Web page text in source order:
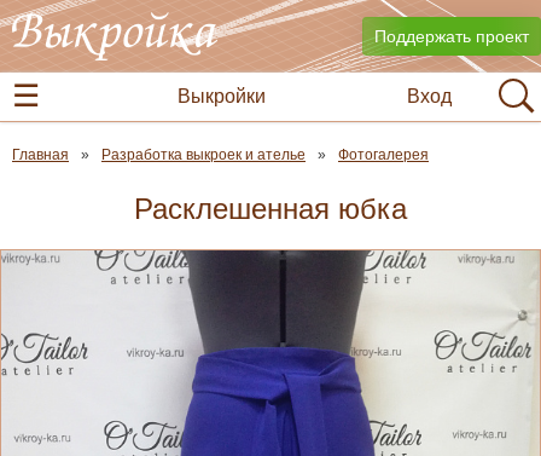
Поддержать проект
Вход
Выкройки
Главная Разработка выкроек и ателье Фотогалерея
Расклешенная юбка